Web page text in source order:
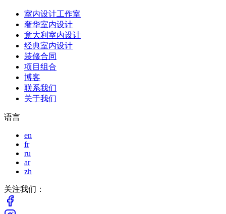
室内设计工作室
奢华室内设计
意大利室内设计
经典室内设计
装修合同
项目组合
博客
联系我们
关于我们
语言
en
fr
ru
ar
zh
关注我们：